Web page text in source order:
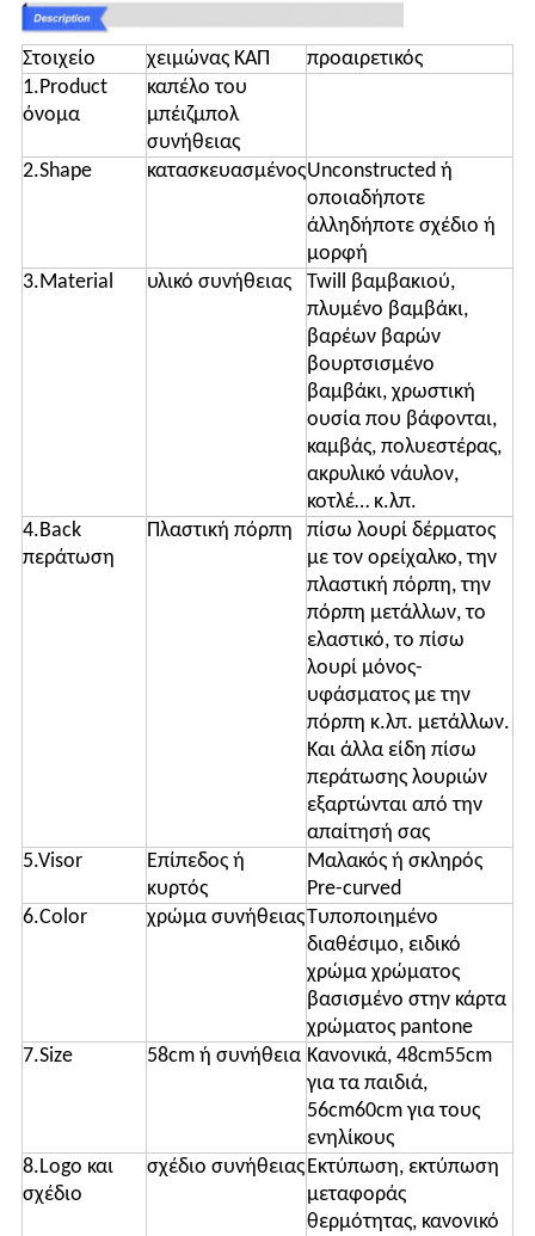
Στοιχείο χειμώνας ΚΑΠ
προαιρετικός
1.Product
όνομα
καπέλο του
μπέιζμπολ
συνήθειας
2.Shape
κατασκευασμένοςUnconstructed ή
οποιαδήποτε
άλληδήποτε σχέδιο ή
μορφή
3.Material
υλικό συνήθειας
Twill βαμβακιού,
πλυμένο βαμβάκι,
βαρέων βαρών
βουρτσισμένο
βαμβάκι, χρωστική
ουσία που βάφονται,
καμβάς, πολυεστέρας,
ακρυλικό νάυλον,
κοτλέ… κ.λπ.
4.Back
περάτωση
Πλαστική πόρπη
πίσω λουρί δέρματος
με τον ορείχαλκο, την
πλαστική πόρπη, την
πόρπη μετάλλων, το
ελαστικό, το πίσω
λουρί μόνος-
υφάσματος με την
πόρπη κ.λπ. μετάλλων.
Και άλλα είδη πίσω
περάτωσης λουριών
εξαρτώνται από την
απαίτησή σας
5.Visor
Επίπεδος ή
κυρτός
Μαλακός ή σκληρός
Pre-curved
6.Color
χρώμα συνήθειαςΤυποποιημένο
διαθέσιμο, ειδικό
χρώμα χρώματος
βασισμένο στην κάρτα
χρώματος pantone
7.Size
58cm ή συνήθεια Κανονικά, 48cm55cm
για τα παιδιά,
56cm60cm για τους
ενηλίκους
8.Logo και
σχέδιο
σχέδιο συνήθειας Εκτύπωση, εκτύπωση
μεταφοράς
θερμότητας, κανονικό